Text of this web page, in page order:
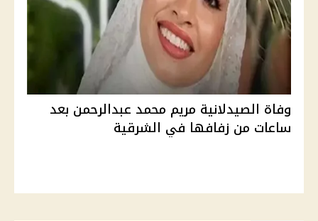
وفاة الصيدلانية مريم محمد عبدالرحمن بعد
ساعات من زفافها في الشرقية